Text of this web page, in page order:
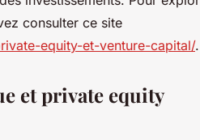
consulter ce site
equity-et-venture-capital/.
et private equity